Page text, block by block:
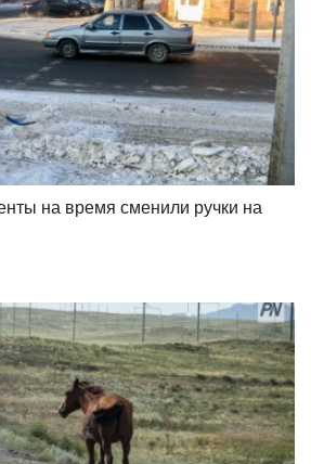
на время сменили ручки на